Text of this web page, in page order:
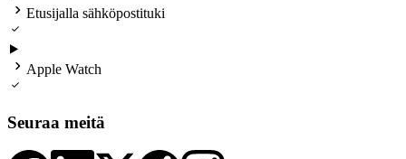
 Etusijalla sähköpostituki

 Apple Watch

Seuraa meitä